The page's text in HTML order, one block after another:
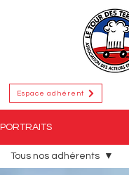
Espace adhérent
PORTRAITS
Tous nos adhérents